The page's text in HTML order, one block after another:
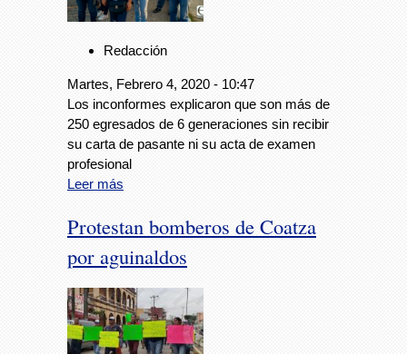
Redacción
Martes, Febrero 4, 2020 - 10:47
Los inconformes explicaron que son más de
250 egresados de 6 generaciones sin recibir
su carta de pasante ni su acta de examen
profesional
Leer más
Protestan bomberos de Coatza
por aguinaldos